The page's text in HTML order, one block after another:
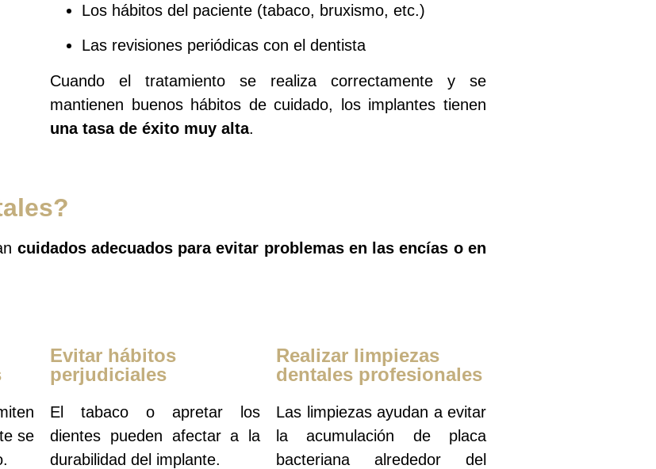
Los hábitos del paciente (tabaco, bruxismo, etc.)
Las revisiones periódicas con el dentista
Cuando el tratamiento se realiza correctamente y se
mantienen buenos hábitos de cuidado, los implantes tienen
una tasa de éxito muy alta.
cuidados adecuados para evitar problemas en las encías o en
se
Evitar hábitos
perjudiciales
El tabaco o apretar los
dientes pueden afectar a la
durabilidad del implante.
Realizar limpiezas
dentales profesionales
Las limpiezas ayudan a evitar
la acumulación de placa
bacteriana alrededor del